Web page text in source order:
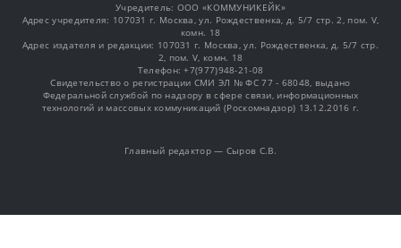
Учредитель: OOO «КОММУНИКЕЙК»
Адрес учредителя: 107031 г. Москва, ул. Рождественка, д. 5/7 стр. 2, пом. V,
комн. 18
Адрес издателя и редакции: 107031 г. Москва, ул. Рождественка, д. 5/7 стр.
2, пом. V, комн. 18
Телефон: +7(977)948-21-08
Свидетельство о регистрации СМИ ЭЛ № ФС 77 - 68048, выдано
Федеральной службой по надзору в сфере связи, информационных
технологий и массовых коммуникаций (Роскомнадзор) 13.12.2016 г.
Главный редактор — Сыров С.В.